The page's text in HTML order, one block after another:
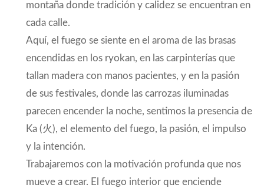
montaña donde tradición y calidez se encuentran en
cada calle.
Aquí, el fuego se siente en el aroma de las brasas
encendidas en los ryokan, en las carpinterías que
tallan madera con manos pacientes, y en la pasión
de sus festivales, donde las carrozas iluminadas
parecen encender la noche, sentimos la presencia de
Ka (火), el elemento del fuego, la pasión, el impulso
y la intención.
Trabajaremos con la motivación profunda que nos
mueve a crear. El fuego interior que enciende